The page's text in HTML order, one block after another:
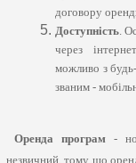
договору
Доступність.
через
можливо з
званим -
Оренда програм-
незвичний, тому що